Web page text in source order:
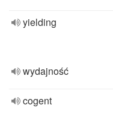
yielding
wydajność
cogent